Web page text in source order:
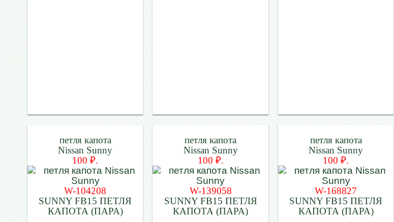
петля капота
Nissan Sunny
100 ₽.
W-104208
SUNNY FB15 ПЕТЛЯ
КАПОТА (ПАРА)
петля капота
Nissan Sunny
100 ₽.
W-139058
SUNNY FB15 ПЕТЛЯ
КАПОТА (ПАРА)
петля капота
Nissan Sunny
100 ₽.
W-168827
SUNNY FB15 ПЕТЛЯ
КАПОТА (ПАРА)